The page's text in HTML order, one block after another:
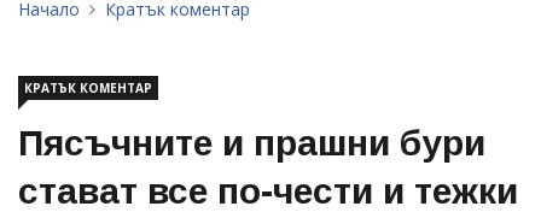
Начало Кратък коментар
КРАТЪК КОМЕНТАР
Пясъчните и прашни бури
стават все по-чести и тежки